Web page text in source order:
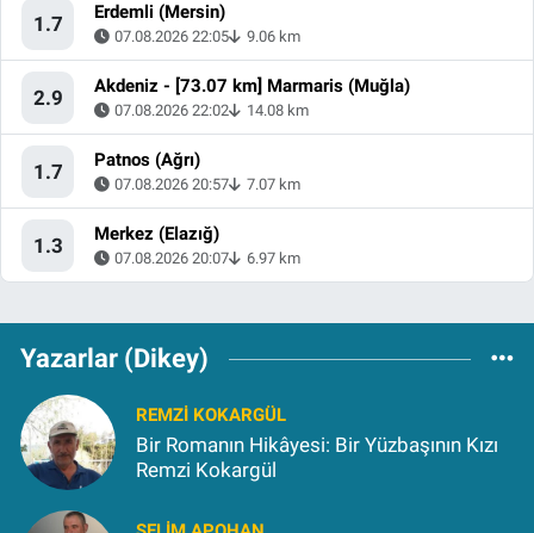
1.7 Erdemli (Mersin)
07.08.2026 22:05 9.06 km
2.9 Akdeniz - [73.07 km] Marmaris (Muğla)
07.08.2026 22:02 14.08 km
1.7 Patnos (Ağrı)
07.08.2026 20:57 7.07 km
1.3 Merkez (Elazığ)
07.08.2026 20:07 6.97 km
Yazarlar (Dikey)
REMZI KOKARGÜL
Bir Romanın Hikâyesi: Bir Yüzbaşının Kızı
Remzi Kokargül